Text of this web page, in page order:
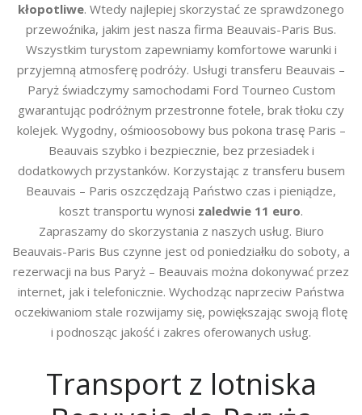
kłopotliwe. Wtedy najlepiej skorzystać ze sprawdzonego
przewoźnika, jakim jest nasza firma Beauvais-Paris Bus.
Wszystkim turystom zapewniamy komfortowe warunki i
przyjemną atmosferę podróży. Usługi transferu Beauvais –
Paryż świadczymy samochodami Ford Tourneo Custom
gwarantując podróżnym przestronne fotele, brak tłoku czy
kolejek. Wygodny, ośmioosobowy bus pokona trasę Paris –
Beauvais szybko i bezpiecznie, bez przesiadek i
dodatkowych przystanków. Korzystając z transferu busem
Beauvais – Paris oszczędzają Państwo czas i pieniądze,
koszt transportu wynosi zaledwie 11 euro.
Zapraszamy do skorzystania z naszych usług. Biuro
Beauvais-Paris Bus czynne jest od poniedziałku do soboty, a
rezerwacji na bus Paryż – Beauvais można dokonywać przez
internet, jak i telefonicznie. Wychodząc naprzeciw Państwa
oczekiwaniom stale rozwijamy się, powiększając swoją flotę
i podnosząc jakość i zakres oferowanych usług.
Transport z lotniska